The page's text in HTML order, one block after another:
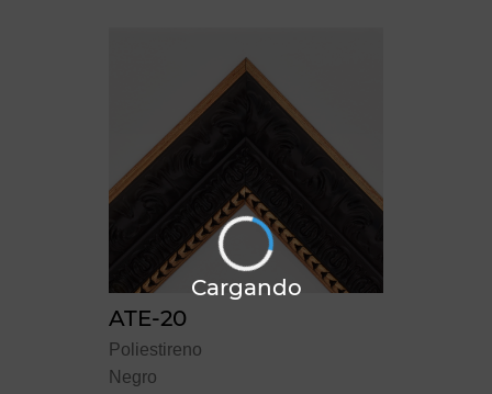
ATE-20
Poliestireno
Negro
Cargando